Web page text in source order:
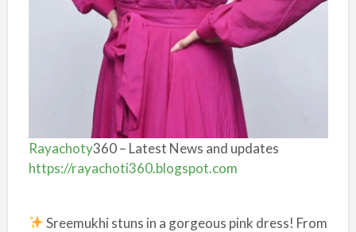
Rayachoty360 – Latest News and updates
https://rayachoti360.blogspot.com
Sreemukhi stuns in a gorgeous pink dress! From